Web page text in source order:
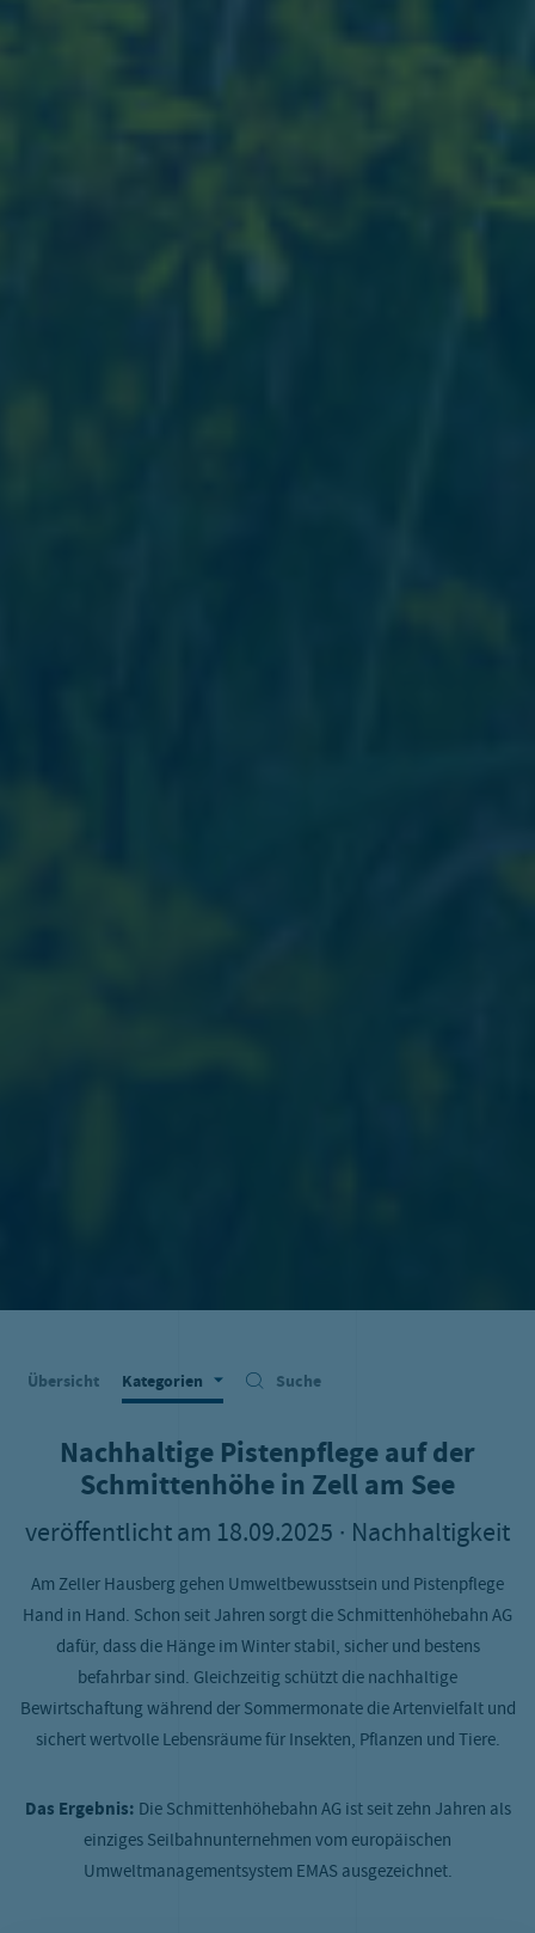
Übersicht Kategorien Suche
Nachhaltige Pistenpflege auf der
Schmittenhöhe in Zell am See
veröffentlicht am 18.09.2025 · Nachhaltigkeit
Am Zeller Hausberg gehen Umweltbewusstsein und Pistenpflege
Hand in Hand. Schon seit Jahren sorgt die Schmittenhöhebahn AG
dafür, dass die Hänge im Winter stabil, sicher und bestens
befahrbar sind. Gleichzeitig schützt die nachhaltige
Bewirtschaftung während der Sommermonate die Artenvielfalt und
sichert wertvolle Lebensräume für Insekten, Pflanzen und Tiere.
Das Ergebnis: Die Schmittenhöhebahn AG ist seit zehn Jahren als
einziges Seilbahnunternehmen vom europäischen
Umweltmanagementsystem EMAS ausgezeichnet.